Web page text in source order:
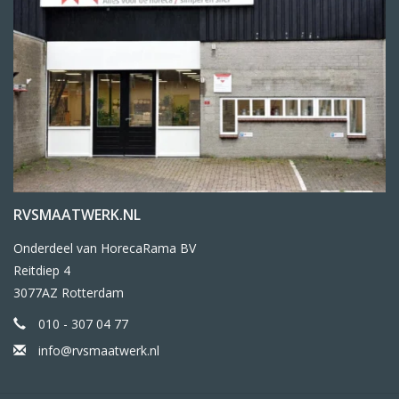
RVSMAATWERK.NL
Onderdeel van HorecaRama BV
Reitdiep 4
3077AZ Rotterdam
010 - 307 04 77
info@rvsmaatwerk.nl